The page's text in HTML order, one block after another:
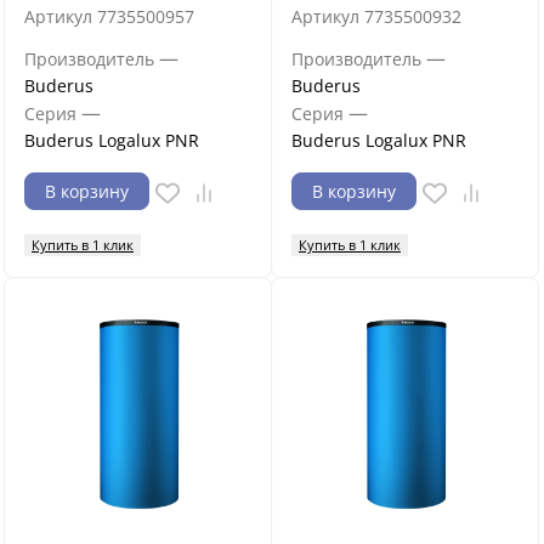
Артикул 7735500957
Производитель —
Buderus
Серия —
Buderus Logalux PNR
В корзину
Купить в 1 клик
Артикул 7735500932
Производитель —
Buderus
Серия —
Buderus Logalux PNR
В корзину
Купить в 1 клик